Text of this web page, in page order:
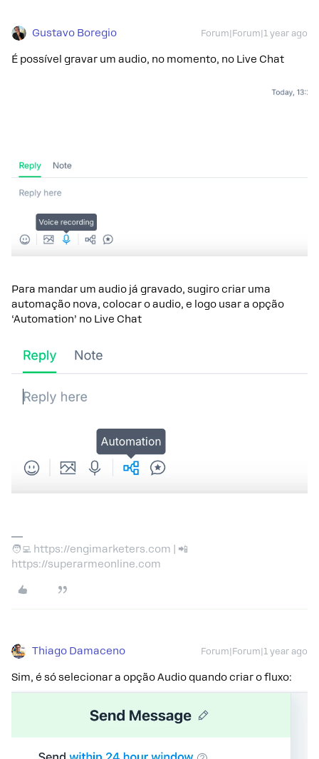
Gustavo Boregio Forum|Forum|1 year ago
É possível gravar um audio, no momento, no Live Chat
Para mandar um audio já gravado, sugiro criar uma
automação nova, colocar o audio, e logo usar a opção
‘Automation’ no Live Chat
🧑‍💻 https://engimarketers.com | 📲
https://superarmeonline.com
Thiago Damaceno Forum|Forum|1 year ago
Sim, é só selecionar a opção Audio quando criar o fluxo: